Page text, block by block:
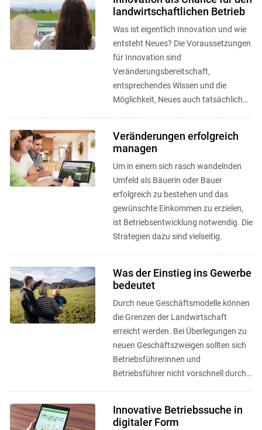
landwirtschaftlichen Betrieb
Was ist eigentlich Innovation und wie
entsteht Neues? Die Voraussetzungen
für Innovation sind
Veränderungsbereitschaft,
entsprechendes Wissen und die
Möglichkeit, Neues auch tatsächlich
Veränderungen erfolgreich
managen
Um in einem sich rasch wandelnden
Umfeld als Bäuerin oder Bauer
erfolgreich zu bestehen und das
gewünschte Einkommen zu erzielen,
ist Betriebsentwicklung notwendig. Die
Strategien dazu sind vielseitig.
Was der Einstieg ins Gewerbe
bedeutet
Durch neue Geschäftsmodelle können
die Grenzen der Landwirtschaft
erreicht werden. Bei Überlegungen zu
neuen Geschäftszweigen sollten sich
Betriebsführerinnen und
Betriebsführer nicht vorschnell durch
Innovative Betriebssuche in
digitaler Form